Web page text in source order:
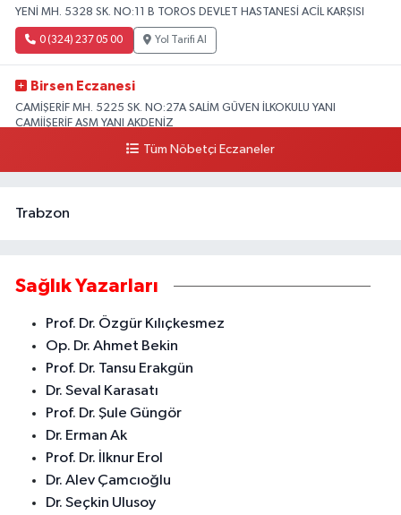
YENİ MH. 5328 SK. NO:11 B TOROS DEVLET HASTANESİ ACİL KARŞISI
0 (324) 237 05 00 Yol Tarifi Al
Birsen Eczanesi
CAMİŞERİF MH. 5225 SK. NO:27A SALİM GÜVEN İLKOKULU YANI
CAMİİŞERİF ASM YANI AKDENİZ
Yol Tarifi Al
Tüm Nöbetçi Eczaneler
Trabzon
Sağlık Yazarları
Prof. Dr. Özgür Kılıçkesmez
Op. Dr. Ahmet Bekin
Prof. Dr. Tansu Erakgün
Dr. Seval Karasatı
Prof. Dr. Şule Güngör
Dr. Erman Ak
Prof. Dr. İlknur Erol
Dr. Alev Çamcıoğlu
Dr. Seçkin Ulusoy